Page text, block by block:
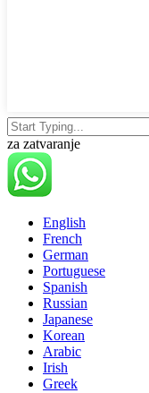
za zatvaranje
English
French
German
Portuguese
Spanish
Russian
Japanese
Korean
Arabic
Irish
Greek